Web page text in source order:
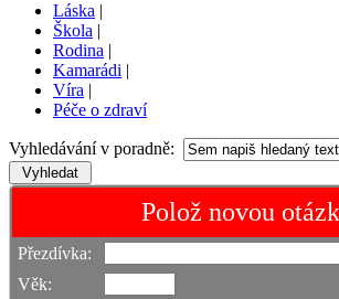
Láska |
Škola |
Rodina |
Kamarádi |
Víra |
Péče o zdraví
Vyhledávání v poradně:
Polož novou
Přezdívka:
Věk: